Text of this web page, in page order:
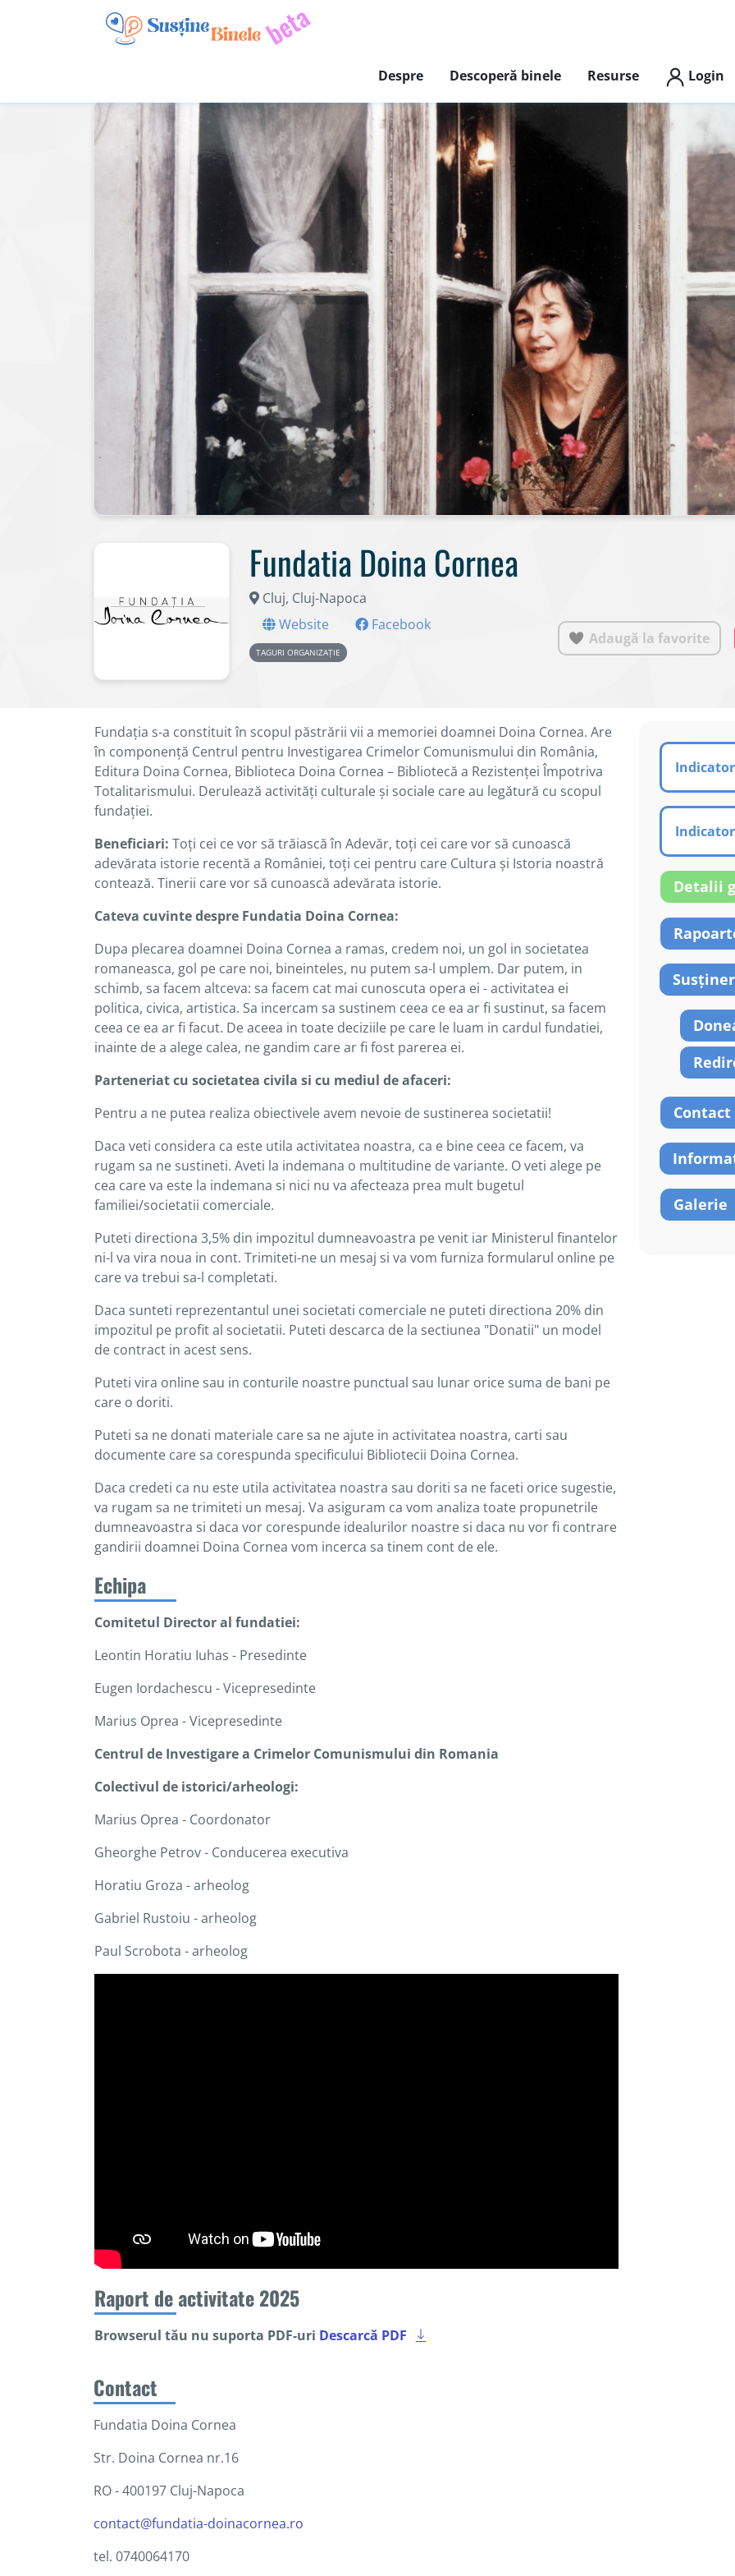
Despre Descoperă binele Resurse Login
Fundatia Doina Cornea
Cluj, Cluj-Napoca
Website
Facebook
TAGURI ORGANIZAȚIE
Adaugă la favorite
Detalii
Contact
Galerie
Fundaţia s-a constituit în scopul păstrării vii a memoriei doamnei Doina Cornea. Are
în componenţă Centrul pentru Investigarea Crimelor Comunismului din România,
Editura Doina Cornea, Biblioteca Doina Cornea – Bibliotecă a Rezistenţei Împotriva
Totalitarismului. Derulează activităţi culturale şi sociale care au legătură cu scopul
fundaţiei.
Beneficiari: Toţi cei ce vor să trăiască în Adevăr, toţi cei care vor să cunoască
adevărata istorie recentă a României, toţi cei pentru care Cultura şi Istoria noastră
contează. Tinerii care vor să cunoască adevărata istorie.
Cateva cuvinte despre Fundatia Doina Cornea:
Dupa plecarea doamnei Doina Cornea a ramas, credem noi, un gol in societatea
romaneasca, gol pe care noi, bineinteles, nu putem sa-l umplem. Dar putem, in
schimb, sa facem altceva: sa facem cat mai cunoscuta opera ei - activitatea ei
politica, civica, artistica. Sa incercam sa sustinem ceea ce ea ar fi sustinut, sa facem
ceea ce ea ar fi facut. De aceea in toate deciziile pe care le luam in cardul fundatiei,
inainte de a alege calea, ne gandim care ar fi fost parerea ei.
Parteneriat cu societatea civila si cu mediul de afaceri:
Pentru a ne putea realiza obiectivele avem nevoie de sustinerea societatii!
Daca veti considera ca este utila activitatea noastra, ca e bine ceea ce facem, va
rugam sa ne sustineti. Aveti la indemana o multitudine de variante. O veti alege pe
cea care va este la indemana si nici nu va afecteaza prea mult bugetul
familiei/societatii comerciale.
Puteti directiona 3,5% din impozitul dumneavoastra pe venit iar Ministerul finantelor
ni-l va vira noua in cont. Trimiteti-ne un mesaj si va vom furniza formularul online pe
care va trebui sa-l completati.
Daca sunteti reprezentantul unei societati comerciale ne puteti directiona 20% din
impozitul pe profit al societatii. Puteti descarca de la sectiunea "Donatii" un model
de contract in acest sens.
Puteti vira online sau in conturile noastre punctual sau lunar orice suma de bani pe
care o doriti.
Puteti sa ne donati materiale care sa ne ajute in activitatea noastra, carti sau
documente care sa corespunda specificului Bibliotecii Doina Cornea.
Daca credeti ca nu este utila activitatea noastra sau doriti sa ne faceti orice sugestie,
va rugam sa ne trimiteti un mesaj. Va asiguram ca vom analiza toate propunetrile
dumneavoastra si daca vor corespunde idealurilor noastre si daca nu vor fi contrare
gandirii doamnei Doina Cornea vom incerca sa tinem cont de ele.
Echipa
Comitetul Director al fundatiei:
Leontin Horatiu Iuhas - Presedinte
Eugen Iordachescu - Vicepresedinte
Marius Oprea - Vicepresedinte
Centrul de Investigare a Crimelor Comunismului din Romania
Colectivul de istorici/arheologi:
Marius Oprea - Coordonator
Gheorghe Petrov - Conducerea executiva
Horatiu Groza - arheolog
Gabriel Rustoiu - arheolog
Paul Scrobota - arheolog
Raport de activitate 2025
Browserul tău nu suporta PDF-uri Descarcă PDF
Contact
Fundatia Doina Cornea
Str. Doina Cornea nr.16
RO - 400197 Cluj-Napoca
contact@fundatia-doinacornea.ro
tel. 0740064170